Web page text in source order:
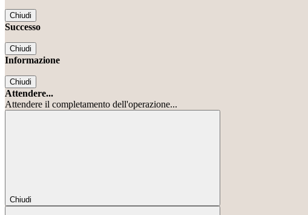
Chiudi
Successo
Chiudi
Informazione
Chiudi
Attendere...
Attendere il completamento dell'operazione...
Chiudi